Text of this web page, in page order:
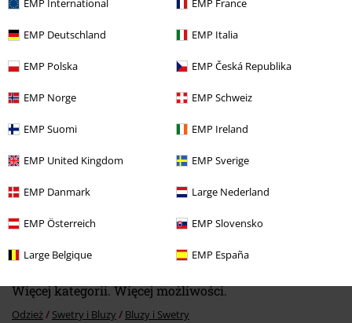
EMP International EMP France
EMP Deutschland EMP Italia
EMP Polska EMP Česká Republika
EMP Norge EMP Schweiz
EMP Suomi EMP Ireland
EMP United Kingdom EMP Sverige
EMP Danmark Large Nederland
EMP Österreich EMP Slovensko
Large Belgique EMP España
203.92 zł
Więcej kategorii. Więcej możliwości.
Odzież Swetry i Bluzy Bluzy i Swetry